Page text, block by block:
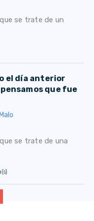
se trate de un
el día anterior
que fue
se trate de una